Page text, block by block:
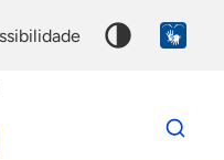
Dados
para